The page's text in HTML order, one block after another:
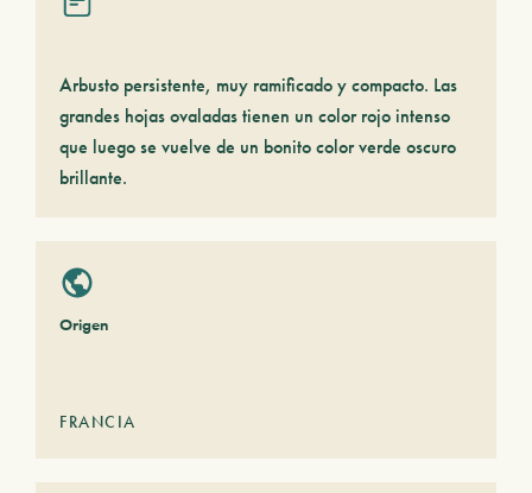
Arbusto persistente, muy ramificado y compacto. Las
grandes hojas ovaladas tienen un color rojo intenso
que luego se vuelve de un bonito color verde oscuro
brillante.
Origen
FRANCIA